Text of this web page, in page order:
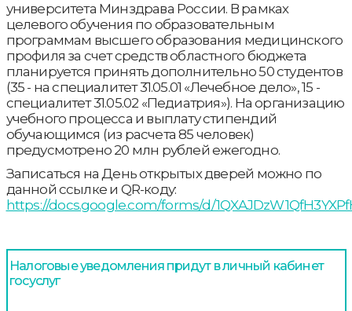
университета Минздрава России. В рамках
целевого обучения по образовательным
программам высшего образования медицинского
профиля за счет средств областного бюджета
планируется принять дополнительно 50 студентов
(35 - на специалитет 31.05.01 «Лечебное дело», 15 -
специалитет 31.05.02 «Педиатрия»). На организацию
учебного процесса и выплату стипендий
обучающимся (из расчета 85 человек)
предусмотрено 20 млн рублей ежегодно.
Записаться на День открытых дверей можно по
данной ссылке и QR-коду:
https://docs.google.com/forms/d/
Налоговые уведомления придут в личный кабинет
госуслуг